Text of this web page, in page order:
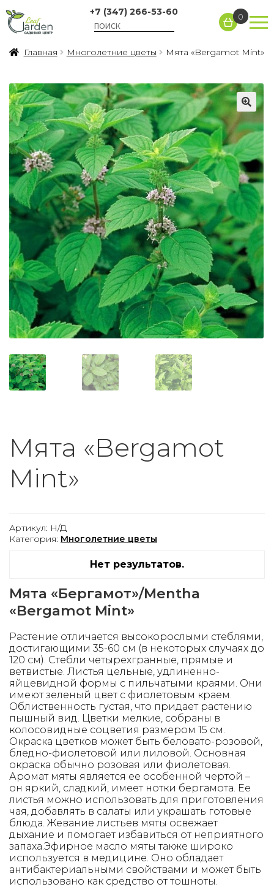
+7 (347) 266-53-60 0
Главная Многолетние цветы Мята «Bergamot Mint»
Мята «Bergamot
Mint»
Артикул: Н/Д
Категория: Многолетние цветы
Нет результатов.
Мята «Бергамот»/Mentha
«Bergamot Mint»
Растение отличается высокорослыми стеблями,
достигающими 35-60 см (в некоторых случаях до
120 см). Стебли четырехгранные, прямые и
ветвистые. Листья цельные, удлиненно-
яйцевидной формы с пильчатыми краями. Они
имеют зеленый цвет с фиолетовым краем.
Облиственность густая, что придает растению
пышный вид. Цветки мелкие, собраны в
колосовидные соцветия размером 15 см.
Окраска цветков может быть беловато-розовой,
бледно-фиолетовой или лиловой. Основная
окраска обычно розовая или фиолетовая.
Аромат мяты является ее особенной чертой –
он яркий, сладкий, имеет нотки бергамота. Ее
листья можно использовать для приготовления
чая, добавлять в салаты или украшать готовые
блюда. Жевание листьев мяты освежает
дыхание и помогает избавиться от неприятного
запаха.Эфирное масло мяты также широко
используется в медицине. Оно обладает
антибактериальными свойствами и может быть
использовано как средство от тошноты.